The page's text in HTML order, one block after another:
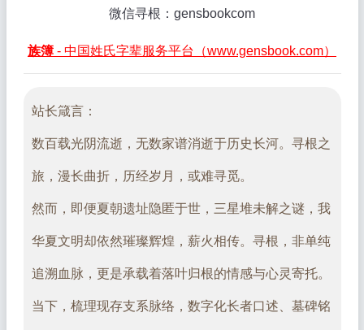
微信寻根：gensbookcom
族簿 - 中国姓氏字辈服务平台（www.gensbook.com）
站长箴言：
数百载光阴流逝，无数家谱消逝于历史长河。寻根之
旅，漫长曲折，历经岁月，或难寻觅。
然而，即便夏朝遗址隐匿于世，三星堆未解之谜，我
华夏文明却依然璀璨辉煌，薪火相传。寻根，非单纯
追溯血脉，更是承载着落叶归根的情感与心灵寄托。
当下，梳理现存支系脉络，数字化长者口述、墓碑铭